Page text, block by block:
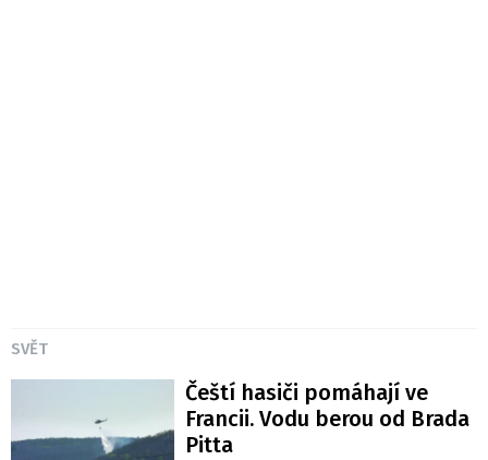
SVĚT
Čeští hasiči pomáhají ve
Francii. Vodu berou od Brada
Pitta